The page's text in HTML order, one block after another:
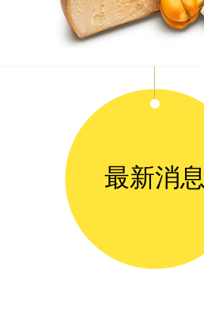
最新消息